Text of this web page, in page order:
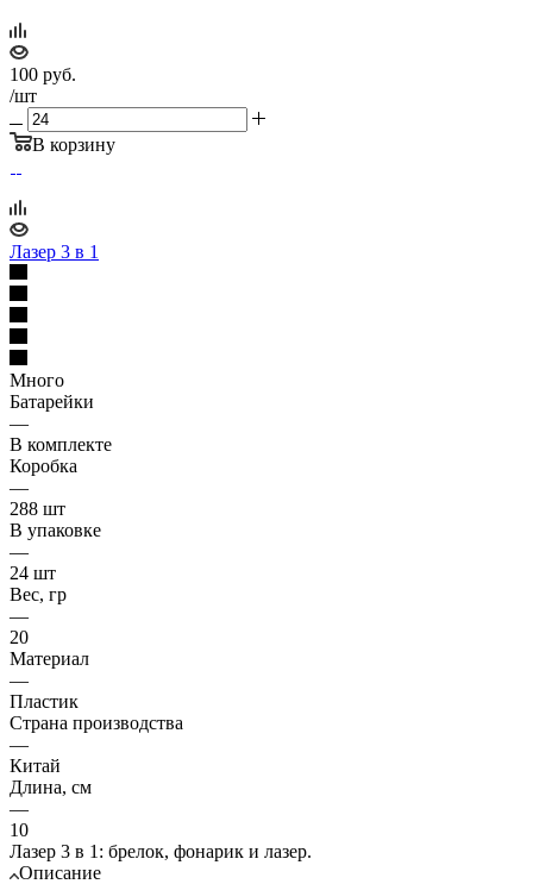
100 руб.
/шт
В корзину
Лазер 3 в 1
Много
Батарейки
—
В комплекте
Коробка
—
288 шт
В упаковке
—
24 шт
Вес, гр
—
20
Материал
—
Пластик
Страна производства
—
Китай
Длина, см
—
10
Лазер 3 в 1: брелок, фонарик и лазер.
Описание